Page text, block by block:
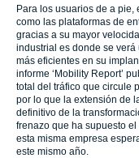
Para los usuarios de a pie,
como las plataformas de
gracias a su mayor
industrial es donde se
más eficientes en su
informe ‘Mobility Report’
total del tráfico que circule
por lo que la extensión de
definitivo de la
frenazo que ha supuesto
esta misma empresa
este mismo año.